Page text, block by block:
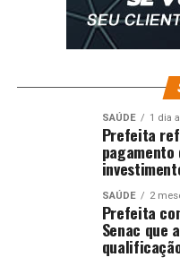
SAÚDE 1 dia
Prefeita
pagamento
SAÚDE 2
Prefeita
Senac que